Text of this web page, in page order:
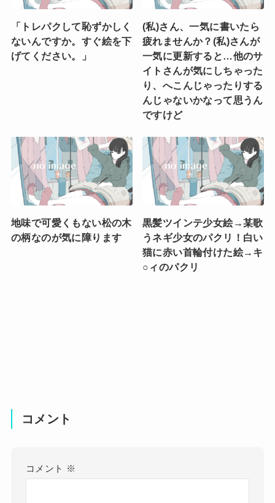
「トレパクして恥ずかしく
ないんですか。すぐ絵を下
げてください。」
(私)さん、一気に書いたら
疲れませんか？(私)さんが
一気に更新すると…他のサ
イトさんが気にしちゃった
り、へこんじゃったりする
んじゃないかなって思うん
ですけど
地味で可愛くもない松の木
の柄なのが気に障ります
黒髪ツインテ少女絵→某歌
うネギ少女のパクリ！白い
猫に赤い首輪付けた絵→キ
○ィのパクリ
コメント
コメント ※